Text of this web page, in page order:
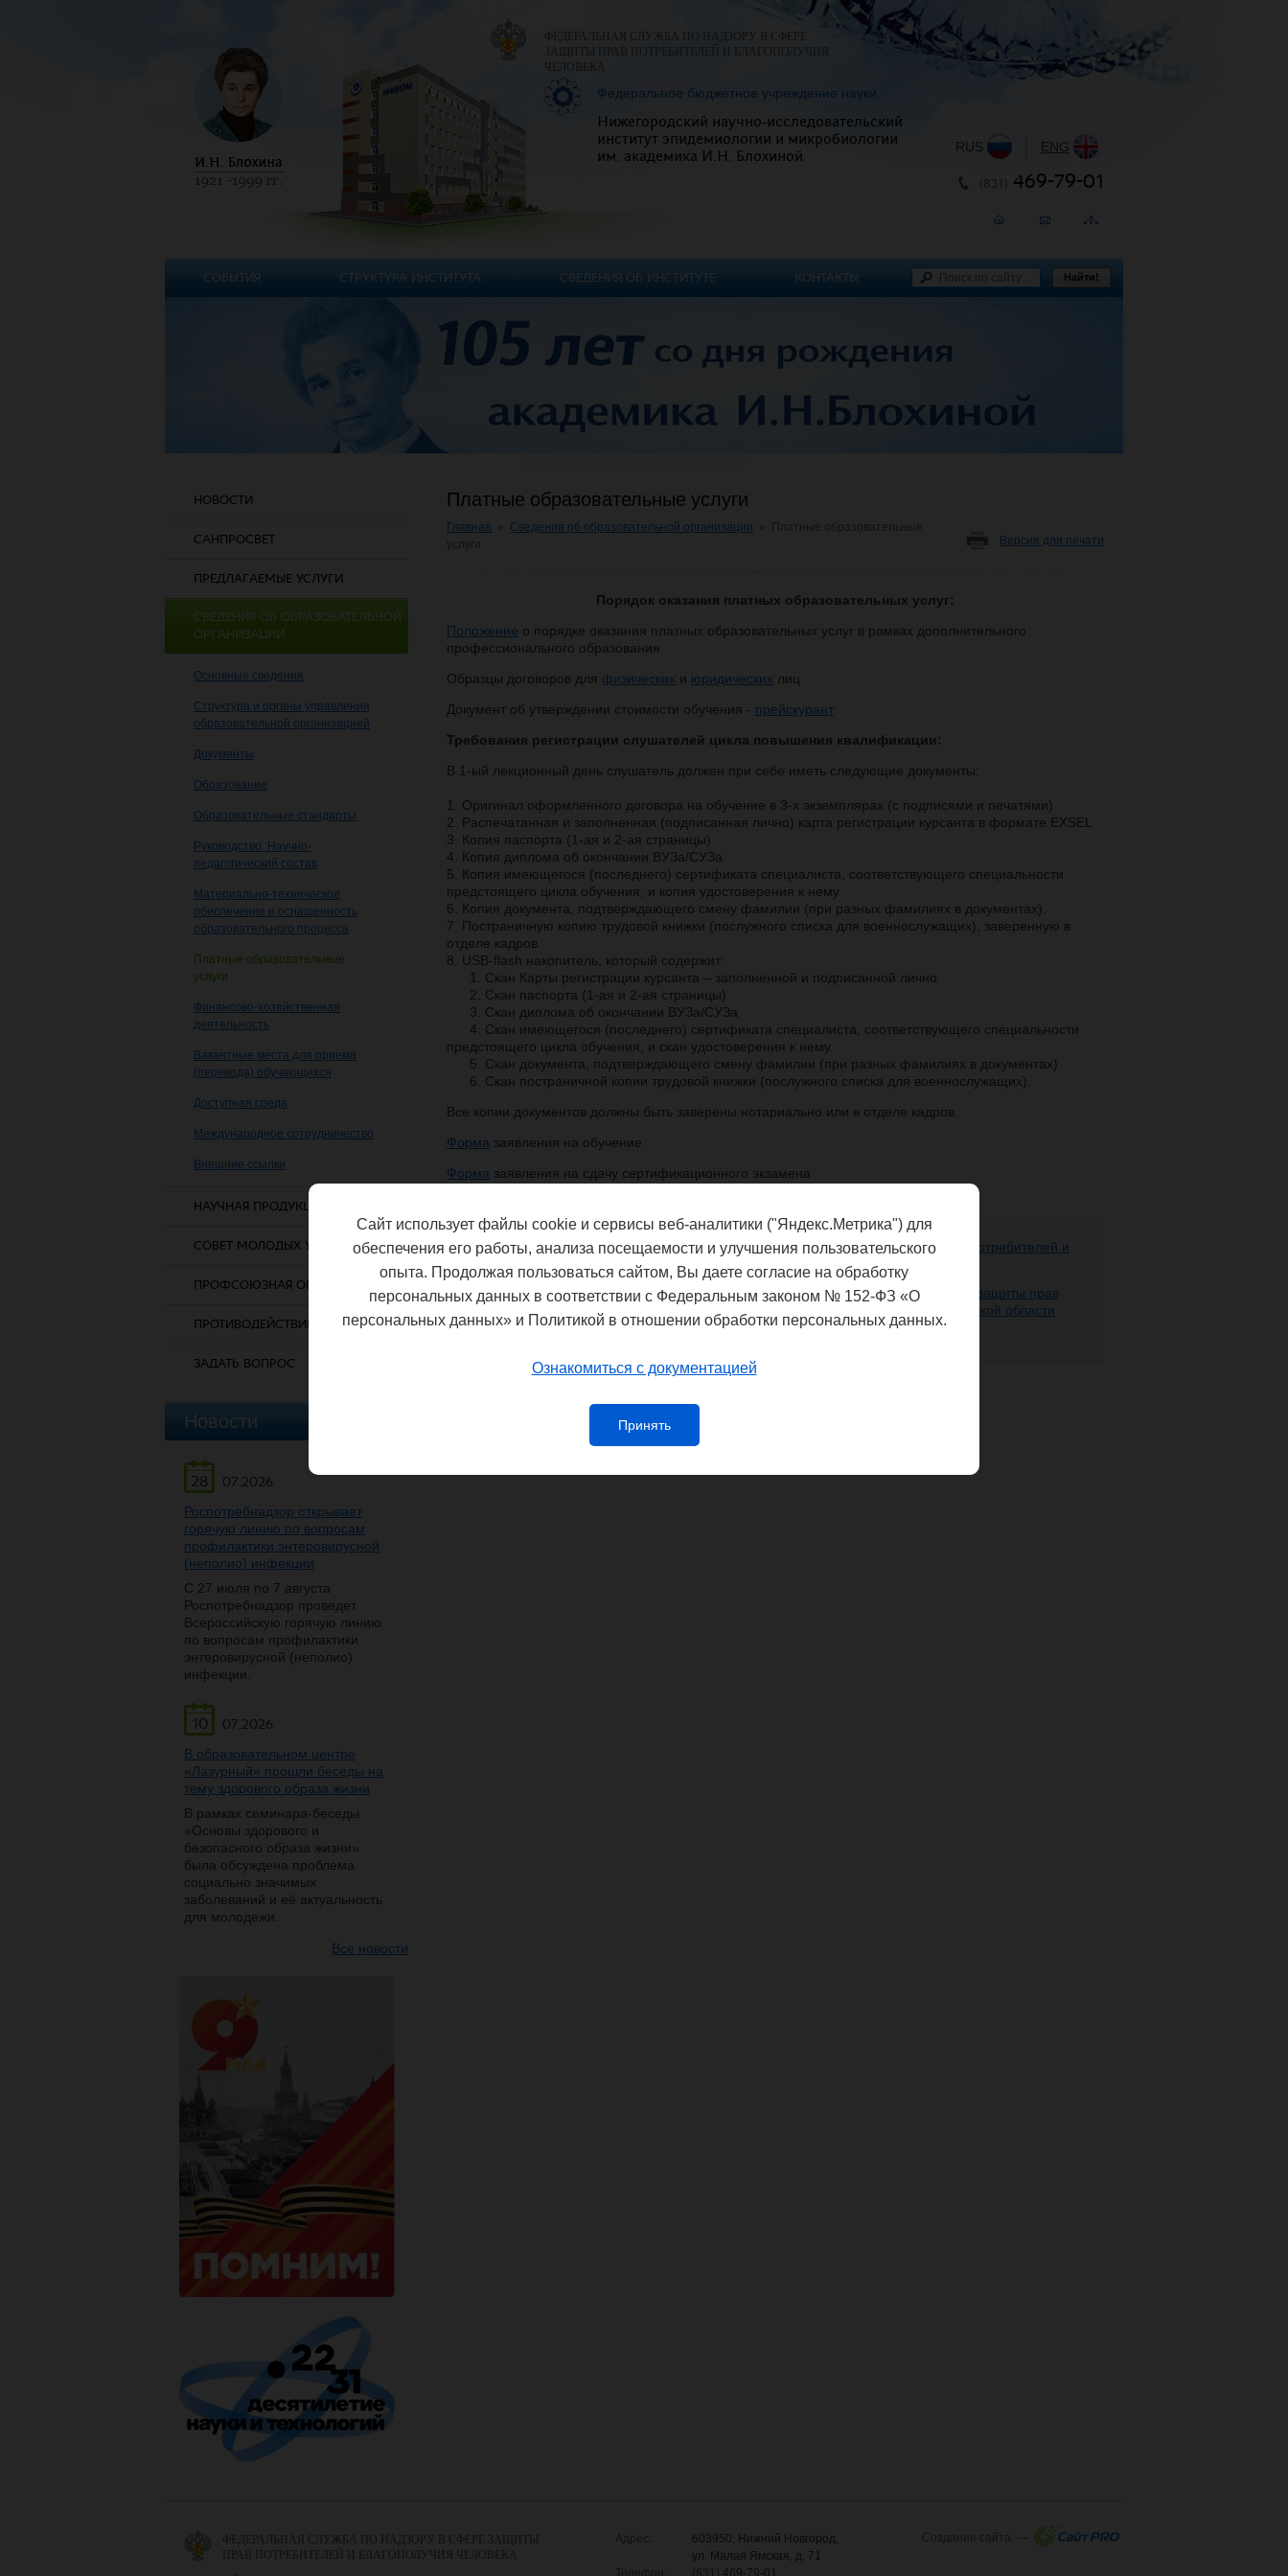
НОВОСТИ
САНПРОСВЕТ
ПРЕДЛАГАЕМЫЕ УСЛУГИ
СВЕДЕНИЯ ОБ ОБРАЗОВАТЕЛЬНОЙ
ОРГАНИЗАЦИИ
Основные сведения
Структура и органы управления
образовательной организацией
Документы
Образование
Образовательные стандарты
Руководство. Научно-
педагогический состав
Материально-техническое
обеспечение и оснащенность
образовательного процесса
Платные образовательные
услуги
Финансово-хозяйственная
деятельность
Вакантные места для приема
(перевода) обучающихся
Доступная среда
Международное сотрудничество
Внешние ссылки
НАУЧНАЯ ПРОДУКЦИЯ
СОВЕТ МОЛОДЫХ УЧЕНЫХ
ПРОФСОЮЗНАЯ ОРГАНИЗАЦИЯ
ПРОТИВОДЕЙСТВИЕ КОРРУПЦИИ
ЗАДАТЬ ВОПРОС
Новости
28
07.2026
Роспотребнадзор открывает
горячую линию по вопросам
профилактики энтеровирусной
(неполио) инфекции
С 27 июля по 7 августа
Роспотребнадзор проведет
Всероссийскую горячую линию
по вопросам профилактики
энтеровирусной (неполио)
инфекции.
10
07.2026
В образовательном центре
«Лазурный» прошли беседы на
тему здорового образа жизни
В рамках семинара-беседы
«Основы здорового и
безопасного образа жизни»
была обсуждена проблема
социально значимых
заболеваний и её актуальность
для молодежи.
Все новости
Платные образовательные услуги
Главная Сведения об образовательной организации
Версия для печати
Порядок оказания платных образовательных услуг:
Положение о порядке оказания платных образовательных услуг в рамках дополнительного
профессионального образования
Образцы договоров для физических и юридических лиц
Документ об утверждении стоимости обучения - прейскурант
Требования регистрации слушателей цикла повышения квалификации:
В 1-ый лекционный день слушатель должен при себе иметь следующие документы:
1. Оригинал оформленного договора на обучение в 3-х экземплярах (с подписями и печатями)
2. Распечатанная и заполненная (подписанная лично) карта регистрации курсанта в формате EXSEL
3. Копия паспорта (1-ая и 2-ая страницы)
4. Копия диплома об окончании ВУЗа/СУЗа
5. Копия имеющегося (последнего) сертификата специалиста, соответствующего специальности
предстоящего цикла обучения, и копия удостоверения к нему
6. Копия документа, подтверждающего смену фамилии (при разных фамилиях в документах).
7. Постраничную копию трудовой книжки (послужного списка для военнослужащих), заверенную в
отделе кадров.
8. USB-flash накопитель, который содержит:
1. Скан Карты регистрации курсанта – заполненной и подписанной лично
2. Скан паспорта (1-ая и 2-ая страницы)
3. Скан диплома об окончании ВУЗа/СУЗа
4. Скан имеющегося (последнего) сертификата специалиста, соответствующего специальности
предстоящего цикла обучения, и скан удостоверения к нему.
5. Скан документа, подтверждающего смену фамилии (при разных фамилиях в документах)
6. Скан постраничной копии трудовой книжки (послужного списка для военнослужащих).
Все копии документов должны быть заверены нотариально или в отделе кадров.
Форма заявления на обучение
Форма заявления на сдачу сертификационного экзамена
Федеральная служба по надзору в сфере защиты прав потребителей и
благополучия человека
Управление Федеральной службы по надзору в сфере защиты прав
потребителей и благополучия человека по Нижегородской области
ФЕДЕРАЛЬНАЯ СЛУЖБА ПО НАДЗОРУ В СФЕРЕ ЗАЩИТЫ
ПРАВ ПОТРЕБИТЕЛЕЙ И БЛАГОПОЛУЧИЯ ЧЕЛОВЕКА
603950, Нижний Новгород,
ул. Малая Ямская, д. 71
469-79-01
ФЕДЕРАЛЬНАЯ СЛУЖБА ПО НАДЗОРУ В СФЕРЕ
ЗАЩИТЫ ПРАВ ПОТРЕБИТЕЛЕЙ И БЛАГОПОЛУЧИЯ
ЧЕЛОВЕКА
Федеральное бюджетное учреждение науки
Нижегородский научно-исследовательский
институт эпидемиологии и микробиологии
им. академика И.Н. Блохиной
RUS ENG
469-79-01
СОБЫТИЯ СТРУКТУРА ИНСТИТУТА СВЕДЕНИЯ ОБ ИНСТИТУТЕ КОНТАКТЫ Найти!
Сайт использует файлы cookie и сервисы веб-аналитики ("Яндекс.Метрика") для
обеспечения его работы, анализа посещаемости и улучшения пользовательского
опыта. Продолжая пользоваться сайтом, Вы даете согласие на обработку
персональных данных в соответствии с Федеральным законом № 152-ФЗ «О
персональных данных» и Политикой в отношении обработки персональных данных.
Ознакомиться с документацией
Принять